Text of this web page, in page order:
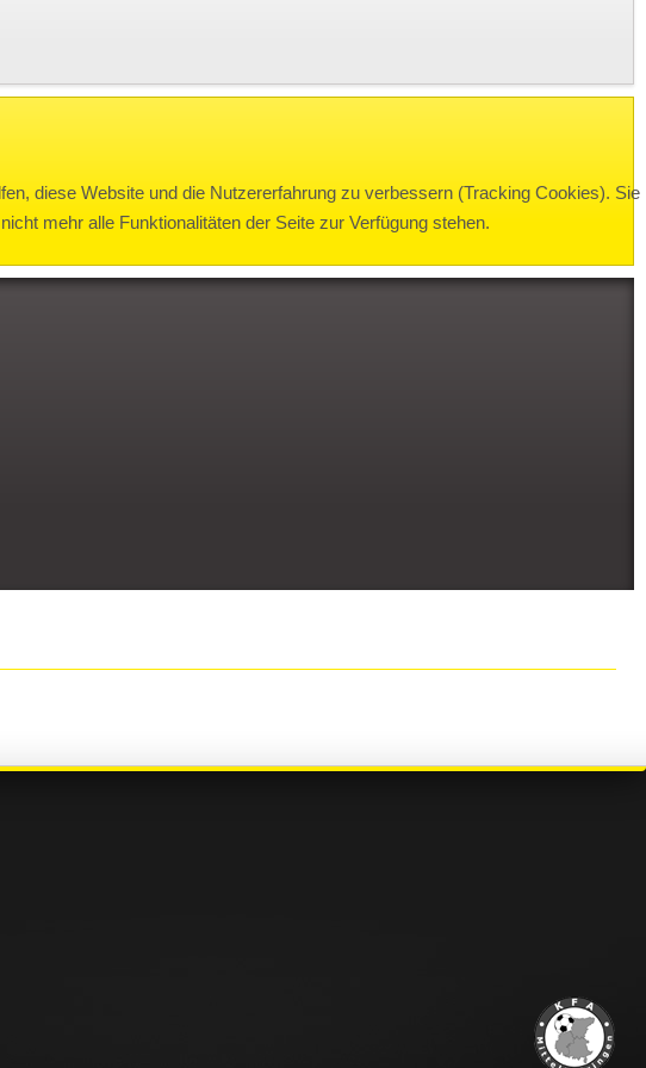
diese Website und die Nutzererfahrung zu verbessern (Tracking Cookies). Sie
mehr alle Funktionalitäten der Seite zur Verfügung stehen.